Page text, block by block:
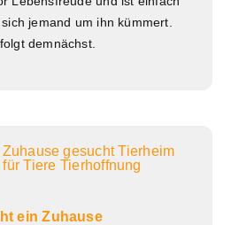
jemand um ihn kümmert.
demnächst.
ein Zuhause